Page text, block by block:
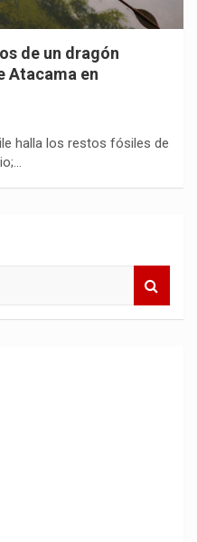
de un dragón
Atacama en
halla los restos fósiles de